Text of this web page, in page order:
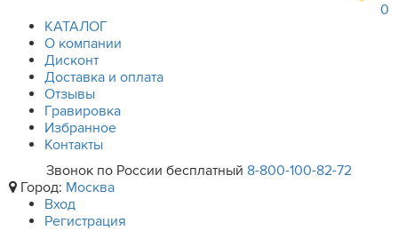
0
КАТАЛОГ
О компании
Дисконт
Доставка и оплата
Отзывы
Гравировка
Избранное
Контакты
Звонок по России бесплатный 8-800-100-82-72
Город: Москва
Вход
Регистрация